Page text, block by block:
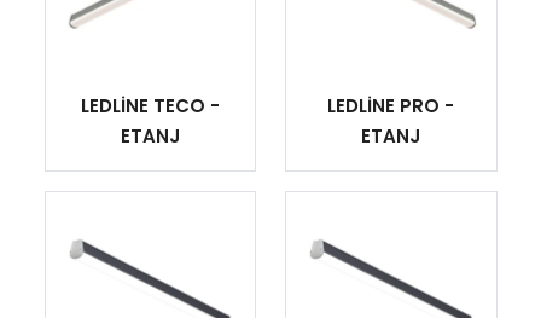
LEDLİNE TECO -
ETANJ
LEDLİNE PRO -
ETANJ